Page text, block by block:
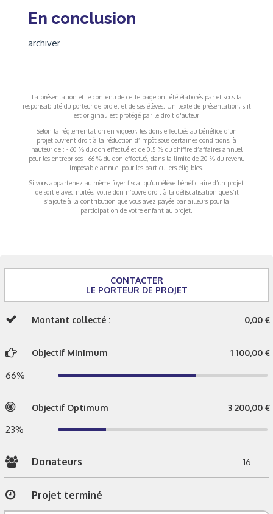
En conclusion
archiver
La présentation et le contenu de cette page ont été élaborés par et sous la
responsabilité du porteur de projet et de ses élèves. Un texte de présentation, s'il
est original, est protégé par le droit d'auteur
Selon la réglementation en vigueur, les dons effectués au bénéfice d’un
projet ouvrent droit à la réduction d’impôt sous certaines conditions, à
hauteur de : - 60 % du don effectué et de 0,5 % du chiffre d’affaires annuel
pour les entreprises - 66 % du don effectué, dans la limite de 20 % du revenu
imposable annuel pour les particuliers éligibles.
Si vous appartenez au même foyer fiscal qu’un élève bénéficiaire d’un projet
de sortie avec nuitée, votre don n’ouvre droit à la défiscalisation que s’il
s’ajoute à la contribution que vous avez payée par ailleurs pour la
participation de votre enfant au projet.
CONTACTER
LE PORTEUR DE PROJET
Montant collecté : 0,00 €
Objectif Minimum 1 100,00 €
66%
Objectif Optimum 3 200,00 €
23%
Donateurs 16
Projet terminé